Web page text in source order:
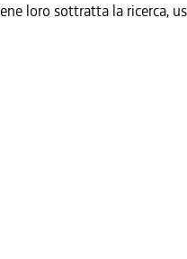
loro sottratta la ricerca,